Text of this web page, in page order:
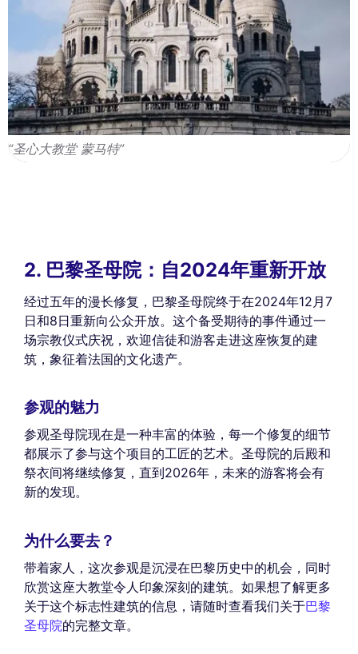
“圣心大教堂 蒙马特”
2. 巴黎圣母院：自2024年重新开放
经过五年的漫长修复，巴黎圣母院终于在2024年12月7
日和8日重新向公众开放。这个备受期待的事件通过一
场宗教仪式庆祝，欢迎信徒和游客走进这座恢复的建
筑，象征着法国的文化遗产。
参观的魅力
参观圣母院现在是一种丰富的体验，每一个修复的细节
都展示了参与这个项目的工匠的艺术。圣母院的后殿和
祭衣间将继续修复，直到2026年，未来的游客将会有
新的发现。
为什么要去？
带着家人，这次参观是沉浸在巴黎历史中的机会，同时
欣赏这座大教堂令人印象深刻的建筑。如果想了解更多
关于这个标志性建筑的信息，请随时查看我们关于巴黎
圣母院的完整文章。